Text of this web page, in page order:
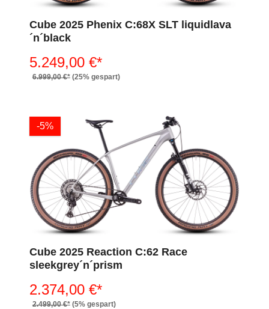
Cube 2025 Phenix C:68X SLT liquidlava
´n´black
5.249,00 €*
6.999,00 €* (25% gespart)
-5%
Cube 2025 Reaction C:62 Race
sleekgrey´n´prism
2.374,00 €*
2.499,00 €* (5% gespart)